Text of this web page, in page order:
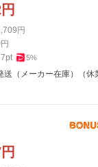
円
円
円
pt 5%
（メーカー在庫）（休
円